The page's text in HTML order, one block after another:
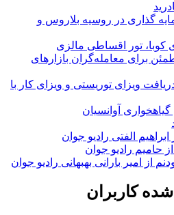
گذاری در روسیه بلاروس و
کوبا، تور اقساطی مالزی
برای معامله‌گران بازارهای
ویزای توریستی و ویزای کار با
گیاهخواری آوانسیان
الفتی رادیو جوان
حامیم رادیو جوان
از امیر بارانی بهبهانی رادیو جوان
کاربران